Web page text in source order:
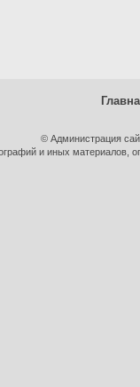
© Администрация
и иных материалов,